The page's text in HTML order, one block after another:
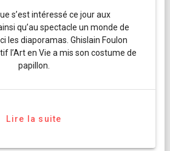
s’est intéressé ce jour aux
qu’au spectacle un monde de
les diaporamas. Ghislain Foulon
l’Art en Vie a mis son costume de
papillon.
Lire la suite